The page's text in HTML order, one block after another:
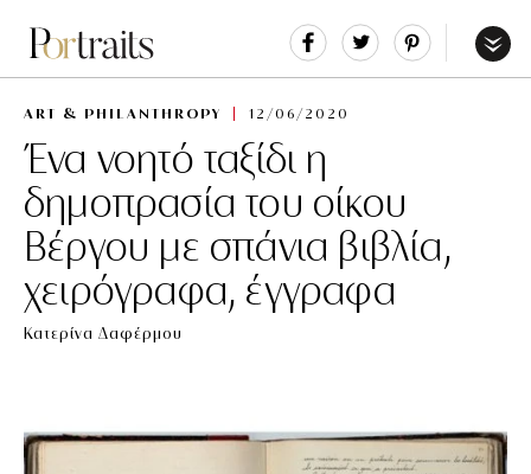
Share Tweet
ART & PHILANTHROPY 12/06/2020
Ένα νοητό ταξίδι η
δημοπρασία του οίκου
Βέργου με σπάνια βιβλία,
χειρόγραφα, έγγραφα
Κατερίνα Δαφέρμου